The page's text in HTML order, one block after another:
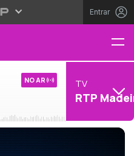
Entrar
NO AR TV
RTP